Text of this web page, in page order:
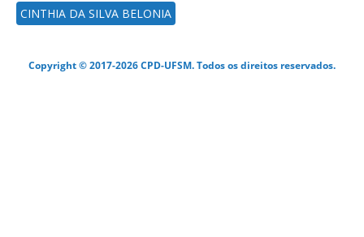
CINTHIA DA SILVA BELONIA
Copyright © 2017-2026 CPD-UFSM. Todos os direitos reservados.